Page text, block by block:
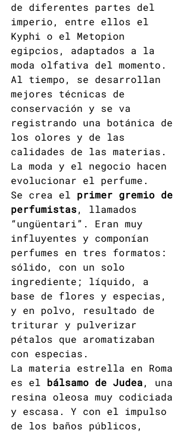
de diferentes partes del
imperio, entre ellos el
Kyphi o el Metopion
egipcios, adaptados a la
moda olfativa del momento.
Al tiempo, se desarrollan
mejores técnicas de
conservación y se va
registrando una botánica de
los olores y de las
calidades de las materias.
La moda y el negocio hacen
evolucionar el perfume.
Se crea el primer gremio de
perfumistas, llamados
“ungüentari”. Eran muy
influyentes y componían
perfumes en tres formatos:
sólido, con un solo
ingrediente; líquido, a
base de flores y especias,
y en polvo, resultado de
triturar y pulverizar
pétalos que aromatizaban
con especias.
La materia estrella en Roma
es el bálsamo de Judea, una
resina oleosa muy codiciada
y escasa. Y con el impulso
de los baños públicos,